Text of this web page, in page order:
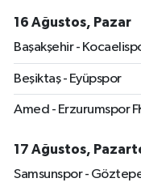
16 Ağustos, Pazar
Başakşehir -
Beşiktaş - Eyüpspor
Amed - Erzurumspor
17 Ağustos,
Samsunspor -